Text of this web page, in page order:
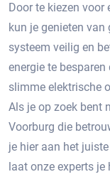
Door te kiezen voor
kun je genieten van
systeem veilig en
energie te
slimme elektrische
Als je op zoek bent
Voorburg die
je hier aan het
laat onze experts je